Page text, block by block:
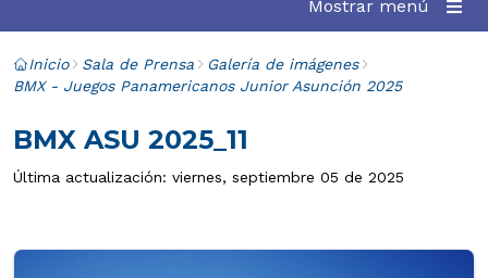
Mostrar menú
Inicio Sala de Prensa
Galería de imágenes
BMX - Juegos Panamericanos Junior Asunción 2025
BMX ASU 2025_11
Última actualización: viernes, septiembre 05 de 2025